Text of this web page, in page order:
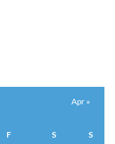
F S S
Apr »